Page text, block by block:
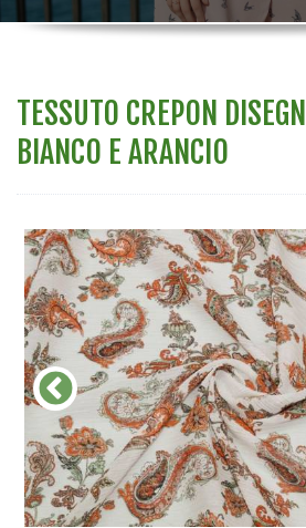
TESSUTO CREPON
BIANCO E ARANCIO